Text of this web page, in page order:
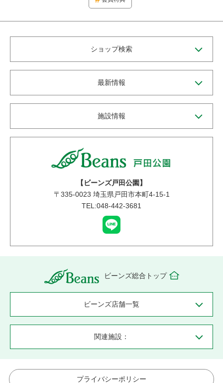
ショップ検索
最新情報
施設情報
【ビーンズ戸田公園】
〒 335-0023 埼玉県戸田市本町4-15-1
TEL:048-442-3681
ビーンズ総合トップ
ビーンズ店舗一覧
関連施設：
プライバシーポリシー